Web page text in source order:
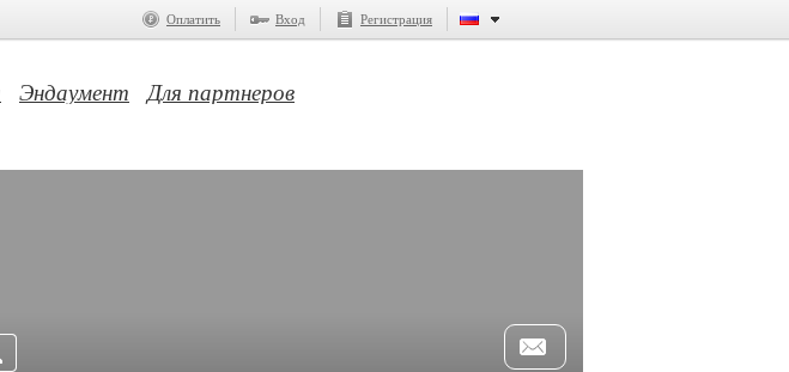
Оплатить Вход Регистрация
Эндаумент Для партнеров